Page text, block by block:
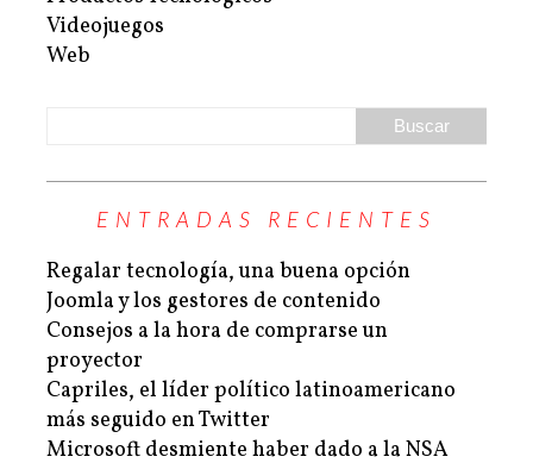
Videojuegos
Web
ENTRADAS RECIENTES
Regalar tecnología, una buena opción
Joomla y los gestores de contenido
Consejos a la hora de comprarse un
proyector
Capriles, el líder político latinoamericano
más seguido en Twitter
Microsoft desmiente haber dado a la NSA